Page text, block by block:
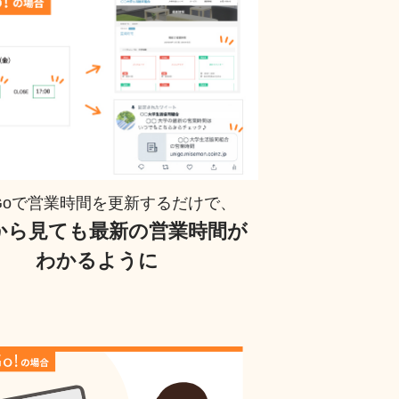
で営業時間を更新するだけで、
ら見ても最新の営業時間が
わかるように